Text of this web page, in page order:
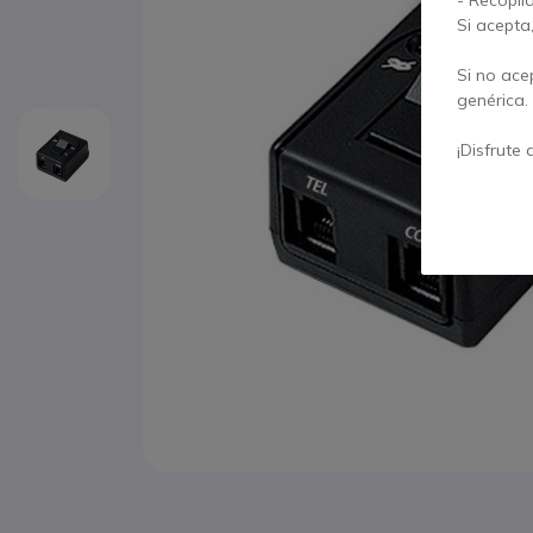
Si
Si no
genérica.
¡Disfrute